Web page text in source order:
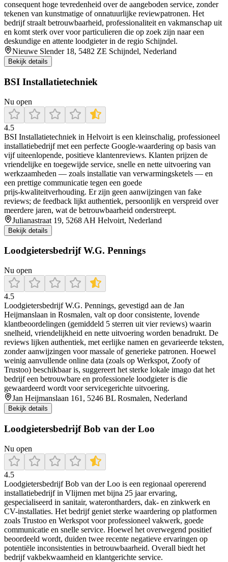
consequent hoge tevredenheid over de aangeboden service, zonder
tekenen van kunstmatige of onnatuurlijke reviewpatronen. Het
bedrijf straalt betrouwbaarheid, professionaliteit en vakmanschap uit
en komt sterk over voor particulieren die op zoek zijn naar een
deskundige en attente loodgieter in de regio Schijndel.
Nieuwe Slender 18, 5482 ZE Schijndel, Nederland
Bekijk details
BSI Installatietechniek
Nu open
4.5
BSI Installatietechniek in Helvoirt is een kleinschalig, professioneel
installatiebedrijf met een perfecte Google‑waardering op basis van
vijf uiteenlopende, positieve klantenreviews. Klanten prijzen de
vriendelijke en toegewijde service, snelle en nette uitvoering van
werkzaamheden — zoals installatie van verwarmingsketels — en
een prettige communicatie tegen een goede
prijs‑kwaliteitverhouding. Er zijn geen aanwijzingen van fake
reviews; de feedback lijkt authentiek, persoonlijk en verspreid over
meerdere jaren, wat de betrouwbaarheid onderstreept.
Julianastraat 19, 5268 AH Helvoirt, Nederland
Bekijk details
Loodgietersbedrijf W.G. Pennings
Nu open
4.5
Loodgietersbedrijf W.G. Pennings, gevestigd aan de Jan
Heijmanslaan in Rosmalen, valt op door consistente, lovende
klantbeoordelingen (gemiddeld 5 sterren uit vier reviews) waarin
snelheid, vriendelijkheid en nette uitvoering worden benadrukt. De
reviews lijken authentiek, met eerlijke namen en gevarieerde teksten,
zonder aanwijzingen voor massale of generieke patronen. Hoewel
weinig aanvullende online data (zoals op Werkspot, Zoofy of
Trustoo) beschikbaar is, suggereert het sterke lokale imago dat het
bedrijf een betrouwbare en professionele loodgieter is die
gewaardeerd wordt voor servicegerichte uitvoering.
Jan Heijmanslaan 161, 5246 BL Rosmalen, Nederland
Bekijk details
Loodgietersbedrijf Bob van der Loo
Nu open
4.5
Loodgietersbedrijf Bob van der Loo is een regionaal opererend
installatiebedrijf in Vlijmen met bijna 25 jaar ervaring,
gespecialiseerd in sanitair, waterontharders, dak- en zinkwerk en
CV-installaties. Het bedrijf geniet sterke waardering op platformen
zoals Trustoo en Werkspot voor professioneel vakwerk, goede
communicatie en snelle service. Hoewel het overwegend positief
beoordeeld wordt, duiden twee recente negatieve ervaringen op
potentiële inconsistenties in betrouwbaarheid. Overall biedt het
bedrijf vakbekwaamheid en klantgerichte service.